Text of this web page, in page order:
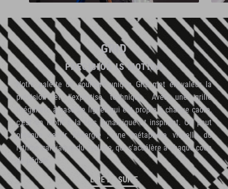
GRID
PRECISION IS MOTION
Notre palette de couleurs unique Grid met en valeur la
précision et l'expertise technique. Avec une grille
irrégulière à base de lignes qui est propre à chaque cadre,
c'est un motif à la fois dynamique et inspirant. On peut
presque sentir l'énergie ; une métaphore visuelle du
rythme cardiaque du cycliste, qui s'accélère à chaque coup
de pédale.
LIRE LA SUITE